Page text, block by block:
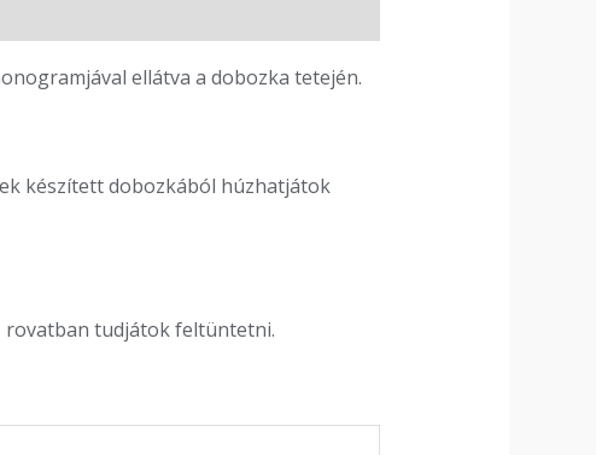
ellátva a dobozka tetején.
készített dobozkából húzhatjátok
rovatban tudjátok feltüntetni.